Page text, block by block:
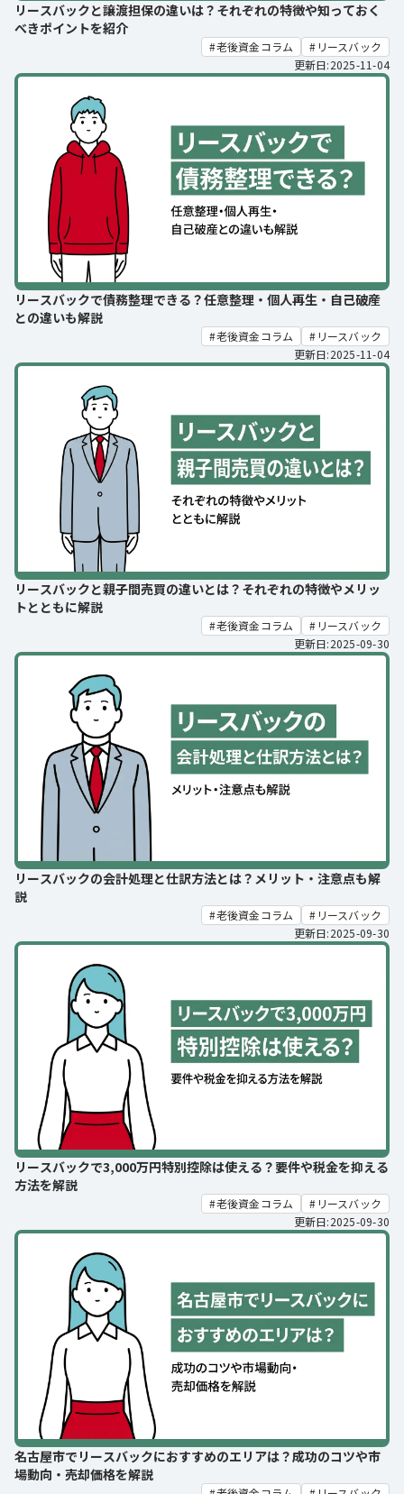
リースバックと譲渡担保の違いは？それぞれの特徴や知っておく
べきポイントを紹介
老後資金コラム
リースバック
更新日:2025-11-04
リースバックで債務整理できる？任意整理・個人再生・自己破産
との違いも解説
老後資金コラム
リースバック
更新日:2025-11-04
リースバックと親子間売買の違いとは？それぞれの特徴やメリッ
トとともに解説
老後資金コラム
リースバック
更新日:2025-09-30
リースバックの会計処理と仕訳方法とは？メリット・注意点も解
説
老後資金コラム
リースバック
更新日:2025-09-30
リースバックで3,000万円特別控除は使える？要件や税金を抑える
方法を解説
老後資金コラム
リースバック
更新日:2025-09-30
名古屋市でリースバックにおすすめのエリアは？成功のコツや市
場動向・売却価格を解説